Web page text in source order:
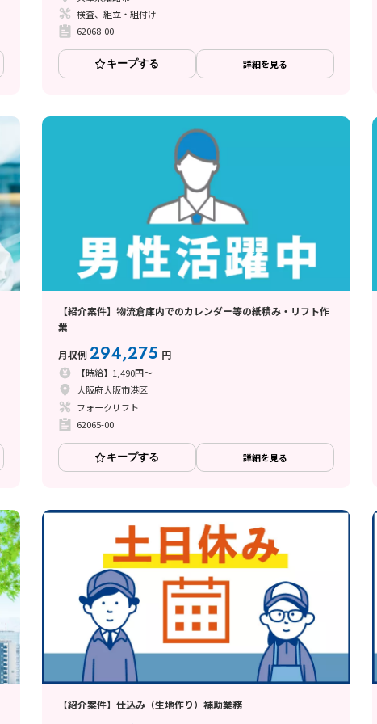
検査、組立・組付け
62068-00
キープする 詳細を見る
【紹介案件】物流倉庫内でのカレンダー等の紙積み・リフト作
業
月収例294,275 円
【時給】1,490円～
大阪府大阪市港区
フォークリフト
62065-00
キープする 詳細を見る
【紹介案件】仕込み（生地作り）補助業務